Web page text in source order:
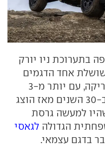
בתערוכת ניו יורק
אחד הדגמים
הפופולריים שלה בצפון אמריקה, עם יותר מ-3
מיליון יחידות שנמכרו שם ב-30 השנים מאז הוצג
למעשה גרסת
הגדולה לגאסי
בדגם עצמאי.